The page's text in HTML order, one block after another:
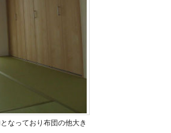
なっており布団の他大き